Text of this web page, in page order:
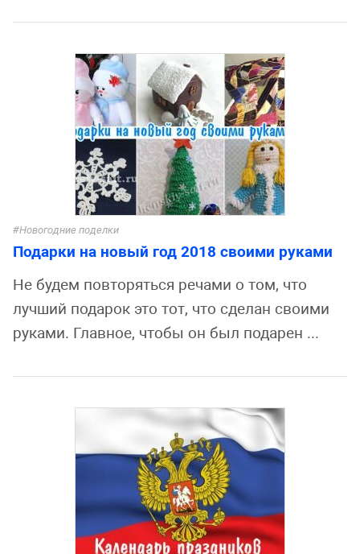
Новогодние поделки
Подарки на новый год 2018 своими руками
Не будем повторяться речами о том, что
лучший подарок это тот, что сделан своими
руками. Главное, чтобы он был подарен ...